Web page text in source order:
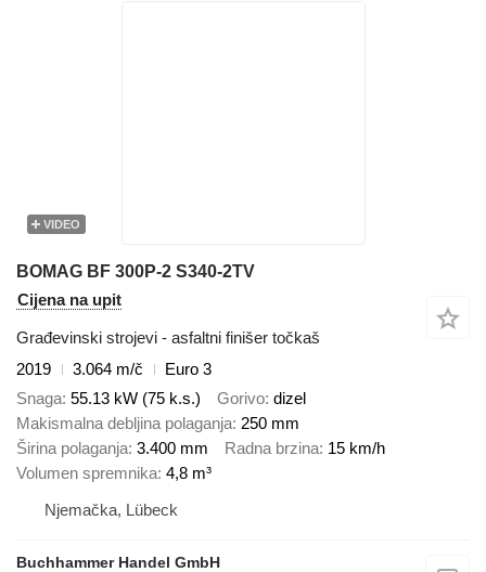
VIDEO
BOMAG BF 300P-2 S340-2TV
Cijena na upit
Građevinski strojevi - asfaltni finišer točkaš
2019
3.064 m/č
Euro 3
Snaga 55.13 kW (75 k.s.) Gorivo dizel
Makismalna debljina polaganja 250 mm
Širina polaganja 3.400 mm Radna brzina 15 km/h
Volumen spremnika 4,8 m³
Njemačka, Lübeck
Buchhammer Handel GmbH